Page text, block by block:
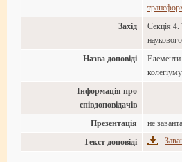
Захід
Секція 4.
Назва доповіді
Елементи
колегіуму
Інформація про
співдоповідачів
Презентація
не
Текст доповіді